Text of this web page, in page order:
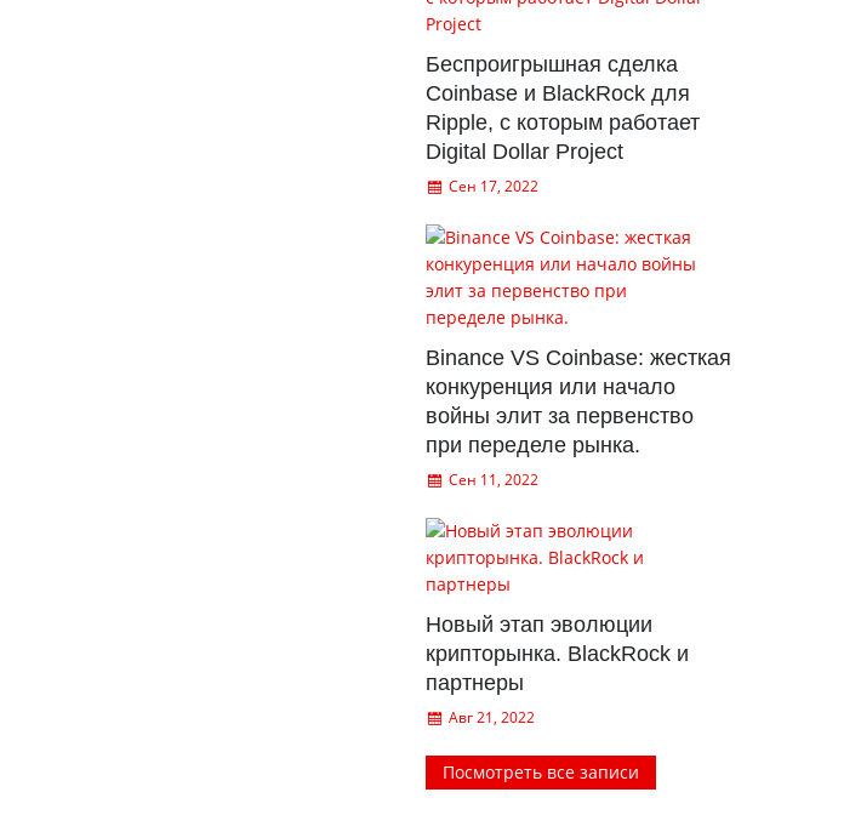
Беспроигрышная сделка
Coinbase и BlackRock для
Ripple, с которым работает
Digital Dollar Project
Сен 17, 2022
Binance VS Coinbase: жесткая
конкуренция или начало
войны элит за первенство
при переделе рынка.
Сен 11, 2022
Новый этап эволюции
крипторынка. BlackRock и
партнеры
Авг 21, 2022
Посмотреть все записи